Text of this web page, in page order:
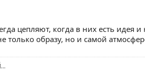
цепляют, когда в них есть идея
только образу, но и самой